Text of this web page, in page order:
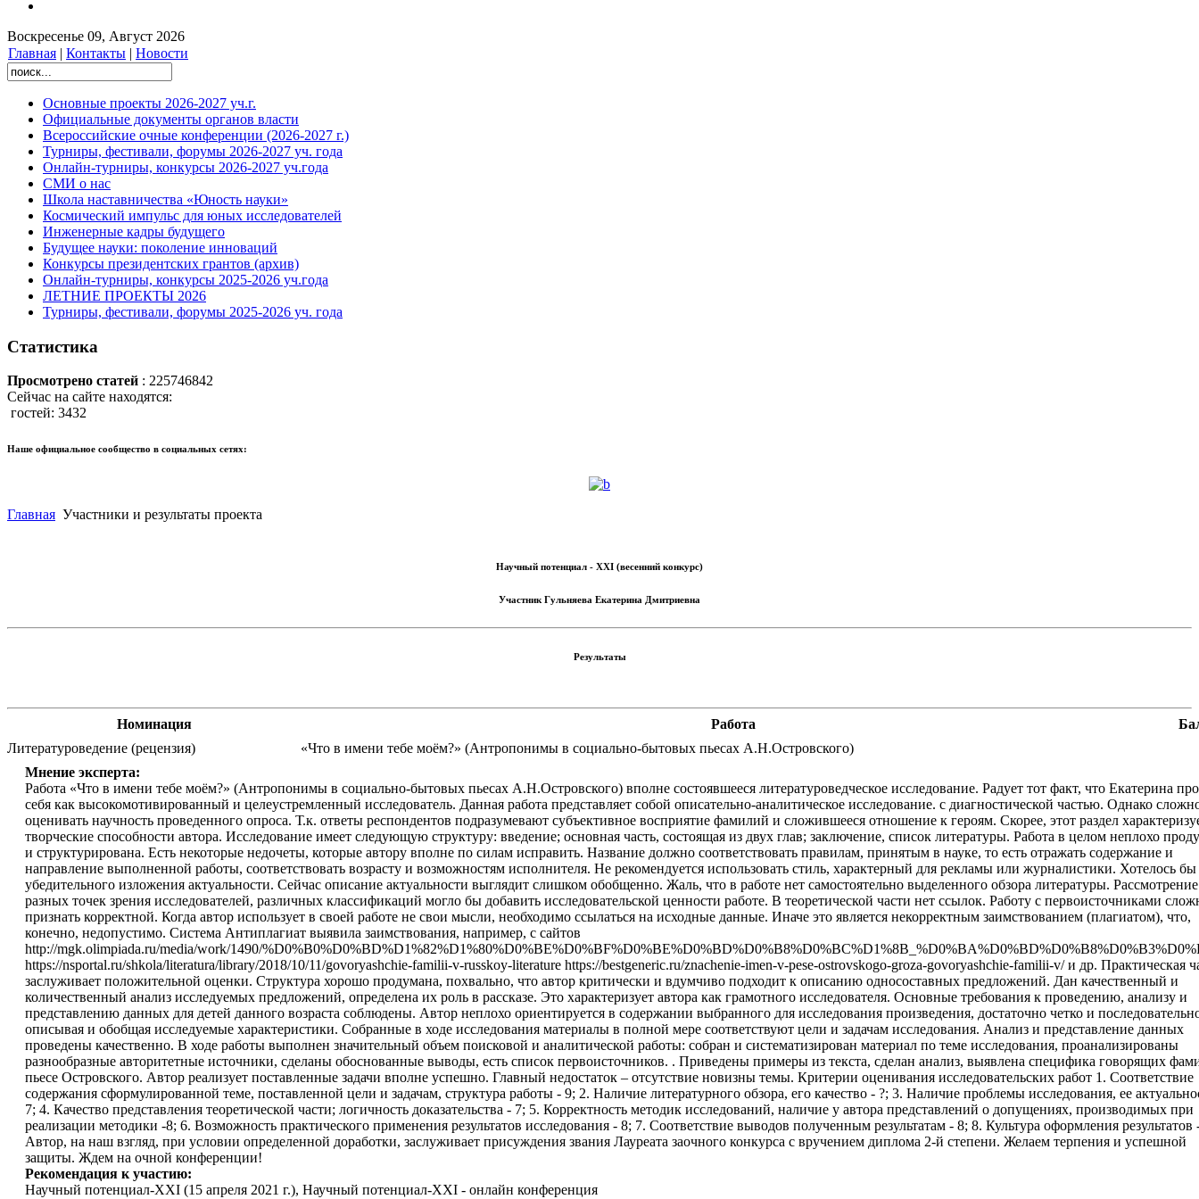
Воскресенье 09, Август 2026
Главная | Контакты | Новости
Основные проекты 2026-2027 уч.г.
Официальные документы органов власти
Всероссийские очные конференции (2026-2027 г.)
Турниры, фестивали, форумы 2026-2027 уч. года
Онлайн-турниры, конкурсы 2026-2027 уч.года
СМИ о нас
Школа наставничества «Юность науки»
Космический импульс для юных исследователей
Инженерные кадры будущего
Будущее науки: поколение инноваций
Конкурсы президентских грантов (архив)
Онлайн-турниры, конкурсы 2025-2026 уч.года
ЛЕТНИЕ ПРОЕКТЫ 2026
Турниры, фестивали, форумы 2025-2026 уч. года
Статистика
Просмотрено статей : 225746842
Сейчас на сайте находятся:
гостей: 3432
Наше официальное сообщество в социальных сетях:
Главная Участники и результаты проекта
Научный потенциал - XXI (весенний конкурс)
Участник Гульняева Екатерина Дмитриевна
Результаты
Номинация Работа
Литературоведение (рецензия)
«Что в имени тебе моём?» (Антропонимы в социально-бытовых пьесах А.Н.Островского)
Мнение эксперта:
Работа «Что в имени тебе моём?» (Антропонимы в социально-бытовых пьесах А.Н.Островского) вполне состоявшееся литературоведческое исследование. Радует тот факт, что Екатерина
себя как высокомотивированный и целеустремленный исследователь. Данная работа представляет собой описательно-аналитическое исследование. с диагностической частью. Однако
оценивать научность проведенного опроса. Т.к. ответы респондентов подразумевают субъективное восприятие фамилий и сложившееся отношение к героям. Скорее, этот раздел
творческие способности автора. Исследование имеет следующую структуру: введение; основная часть, состоящая из двух глав; заключение, список литературы. Работа в целом неплохо
и структурирована. Есть некоторые недочеты, которые автору вполне по силам исправить. Название должно соответствовать правилам, принятым в науке, то есть отражать содержание и
направление выполненной работы, соответствовать возрасту и возможностям исполнителя. Не рекомендуется использовать стиль, характерный для рекламы или журналистики. Хотелось бы
убедительного изложения актуальности. Сейчас описание актуальности выглядит слишком обобщенно. Жаль, что в работе нет самостоятельно выделенного обзора литературы. Рассмотрение
разных точек зрения исследователей, различных классификаций могло бы добавить исследовательской ценности работе. В теоретической части нет ссылок. Работу с первоисточниками
признать корректной. Когда автор использует в своей работе не свои мысли, необходимо ссылаться на исходные данные. Иначе это является некорректным заимствованием (плагиатом), что,
конечно, недопустимо. Система Антиплагиат выявила заимствования, например, с сайтов
http://mgk.olimpiada.ru/media/work/1490/
https://nsportal.ru/shkola/literatura/library/2018/10/11/govoryashchie-familii-v-russkoy-literature https://bestgeneric.ru/znachenie-imen-v-pese-ostrovskogo-groza-govoryashchie-familii-v/ и др. Практическая
заслуживает положительной оценки. Структура хорошо продумана, похвально, что автор критически и вдумчиво подходит к описанию односоставных предложений. Дан качественный и
количественный анализ исследуемых предложений, определена их роль в рассказе. Это характеризует автора как грамотного исследователя. Основные требования к проведению, анализу и
представлению данных для детей данного возраста соблюдены. Автор неплохо ориентируется в содержании выбранного для исследования произведения, достаточно четко и
описывая и обобщая исследуемые характеристики. Собранные в ходе исследования материалы в полной мере соответствуют цели и задачам исследования. Анализ и представление данных
проведены качественно. В ходе работы выполнен значительный объем поисковой и аналитической работы: собран и систематизирован материал по теме исследования, проанализированы
разнообразные авторитетные источники, сделаны обоснованные выводы, есть список первоисточников. . Приведены примеры из текста, сделан анализ, выявлена специфика говорящих
пьесе Островского. Автор реализует поставленные задачи вполне успешно. Главный недостаток – отсутствие новизны темы. Критерии оценивания исследовательских работ 1. Соответствие
содержания сформулированной теме, поставленной цели и задачам, структура работы - 9; 2. Наличие литературного обзора, его качество - ?; 3. Наличие проблемы исследования, ее
7; 4. Качество представления теоретической части; логичность доказательства - 7; 5. Корректность методик исследований, наличие у автора представлений о допущениях, производимых при
реализации методики -8; 6. Возможность практического применения результатов исследования - 8; 7. Соответствие выводов полученным результатам - 8; 8. Культура оформления результатов
Автор, на наш взгляд, при условии определенной доработки, заслуживает присуждения звания Лауреата заочного конкурса с вручением диплома 2-й степени. Желаем терпения и успешной
защиты. Ждем на очной конференции!
Рекомендация к участию:
Научный потенциал-XXI (15 апреля 2021 г.), Научный потенциал-XXI - онлайн конференция